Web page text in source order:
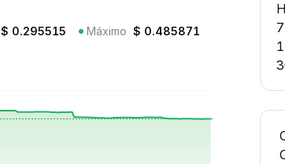
$ 0.295515 Máximo $ 0.485871